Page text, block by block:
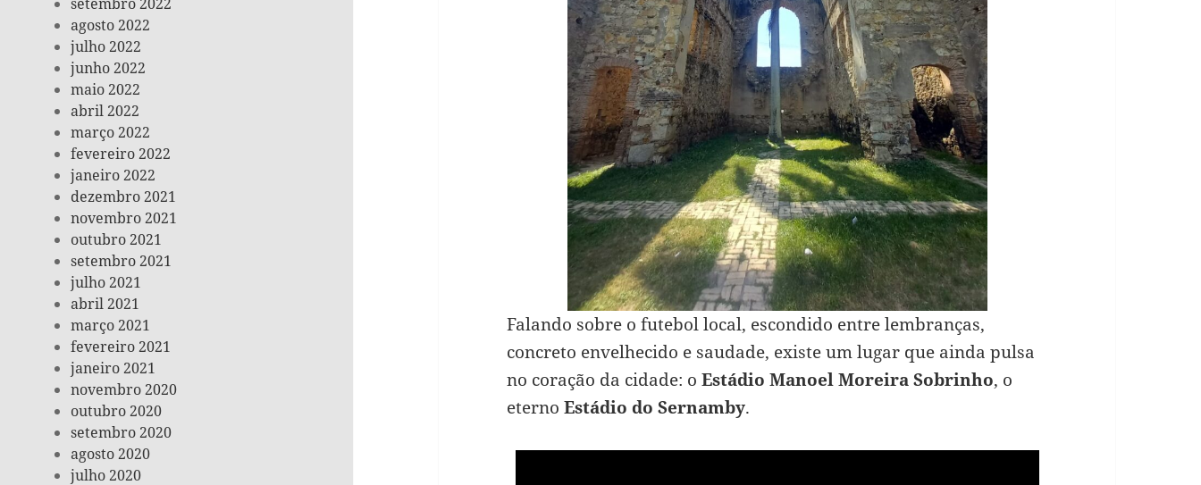
agosto 2022
julho 2022
junho 2022
maio 2022
abril 2022
março 2022
fevereiro 2022
janeiro 2022
dezembro 2021
novembro 2021
outubro 2021
setembro 2021
julho 2021
abril 2021
março 2021
fevereiro 2021
janeiro 2021
novembro 2020
outubro 2020
setembro 2020
agosto 2020
julho 2020
Falando sobre o futebol local, escondido entre lembranças,
concreto envelhecido e saudade, existe um lugar que ainda pulsa
no coração da cidade: o Estádio Manoel Moreira Sobrinho, o
eterno Estádio do Sernamby.